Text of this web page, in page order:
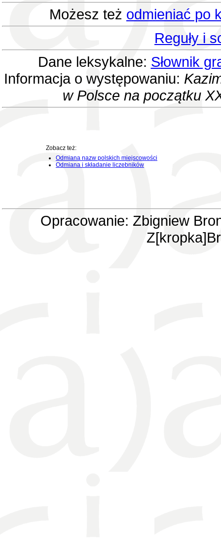
Możesz też odmieniać po
Reguły i
Dane leksykalne: Słownik
Informacja o występowaniu:
w Polsce na początku
Zobacz też:
Odmiana nazw polskich miejscowości
Odmiana i składanie liczebników
Opracowanie: Zbigniew